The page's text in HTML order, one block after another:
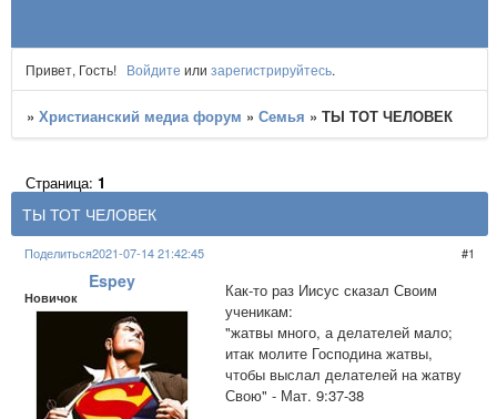
Привет, Гость! Войдите или зарегистрируйтесь.
»Христианский медиа форум »Семья »​​ТЫ ТОТ ЧЕЛОВЕК
​​ТЫ ТОТ ЧЕЛОВЕК
Страница:1
Поделиться 1
2021-07-14 21:42:45
Espey
Новичок
Как-то раз Иисус сказал Своим
ученикам:
"жатвы много, а делателей мало;
итак молите Господина жатвы,
чтобы выслал делателей на жатву
Свою" - Мат. 9:37-38